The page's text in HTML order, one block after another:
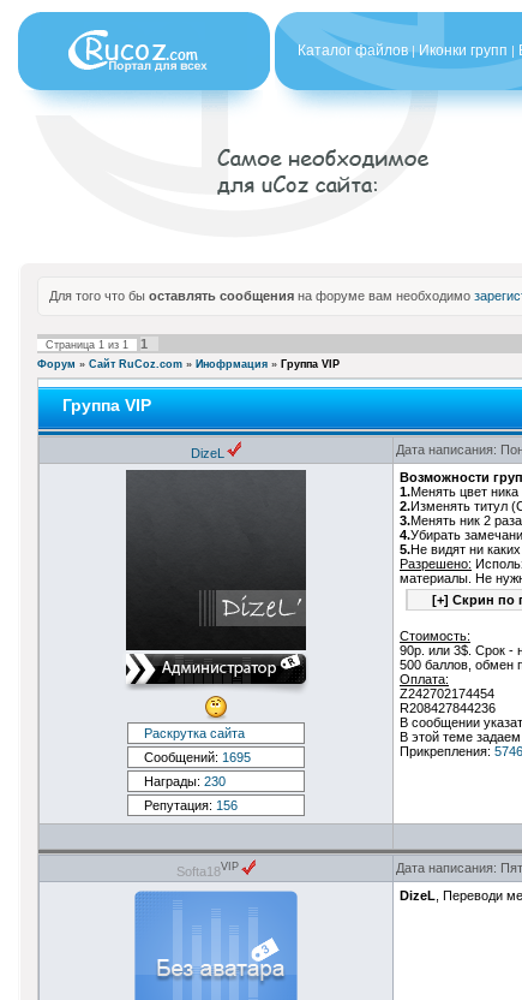
Каталог файлов|Иконки групп |
Для того что бы оставлять сообщения на форуме вам необходимо
Страница 1 из 1 1
Форум » Сайт RuCoz.com » Инофрмация » Группа VIP
Группа VIP
DizeL Дата написания:
Раскрутка сайта
Сообщений: 1695
Награды: 230
Репутация: 156
Возможности
1.Менять цвет ника
2.Изменять титул
3.Менять ник 2
4.Убирать
5.Не видят ни
Разрешено:
материалы. Не
Стоимость:
90р. или 3$. Срок -
500 баллов, обмен
Оплата:
Z242702174454
R208427844236
В сообщении
В этой теме
Прикрепления:
Softa18VIP Дата написания:
DizeL , Переводи